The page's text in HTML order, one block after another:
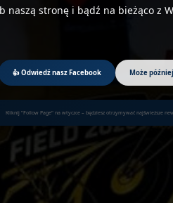
naszą stronę i bądź na bieżąco z
👍 Odwiedź nasz Facebook Może później
Kliknij "Follow Page" na wtyczce – będziesz otrzymywać najświeższe